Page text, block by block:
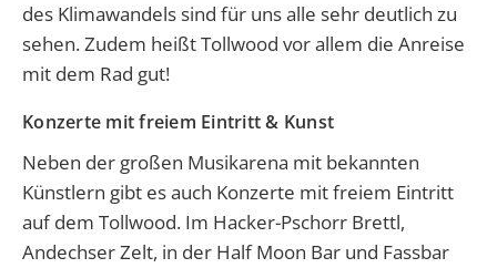
des Klimawandels sind für uns alle sehr deutlich zu
sehen. Zudem heißt Tollwood vor allem die Anreise
mit dem Rad gut!
Konzerte mit freiem Eintritt & Kunst
Neben der großen Musikarena mit bekannten
Künstlern gibt es auch Konzerte mit freiem Eintritt
auf dem Tollwood. Im Hacker-Pschorr Brettl,
Andechser Zelt, in der Half Moon Bar und Fassbar